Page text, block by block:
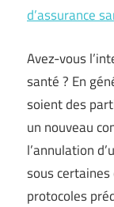
d’assurance
Avez-vous
santé ? En
soient des
un nouveau
l’annulation
sous
protocoles